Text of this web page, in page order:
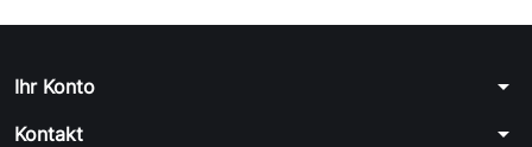
Ihr Konto arrow_drop_down
Kontakt arrow_drop_down